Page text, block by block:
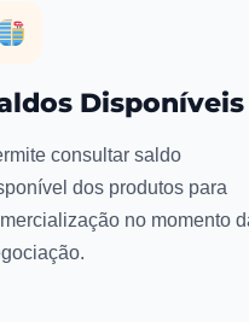
Disponíveis
consultar saldo
dos produtos para
no momento